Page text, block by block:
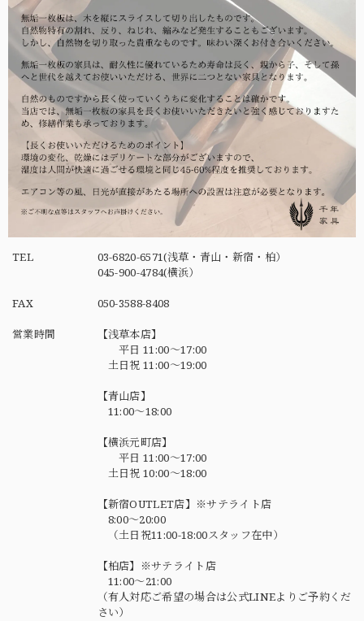
TEL
03-6820-6571(浅草・青山・新宿・柏）
045-900-4784(横浜）
FAX 050-3588-8408
営業時間
【浅草本店】
平日 11:00～17:00
土日祝 11:00～19:00
【青山店】
11:00～18:00
【横浜元町店】
平日 11:00～17:00
土日祝 10:00～18:00
【新宿OUTLET店】※サテライト店
8:00～20:00
（土日祝11:00-18:00スタッフ在中）
【柏店】※サテライト店
11:00～21:00
（有人対応ご希望の場合は公式LINEよりご予約くだ
さい）